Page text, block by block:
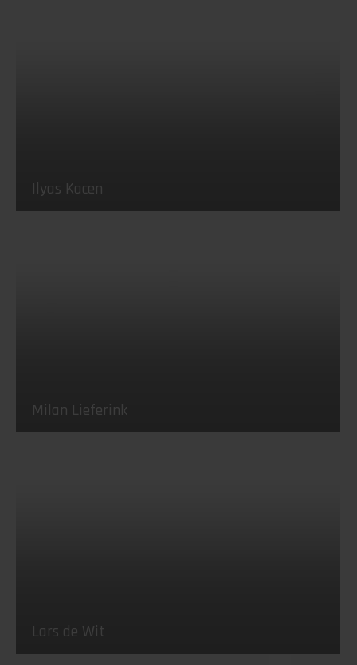
Ilyas Kacen
Milan Lieferink
Lars de Wit